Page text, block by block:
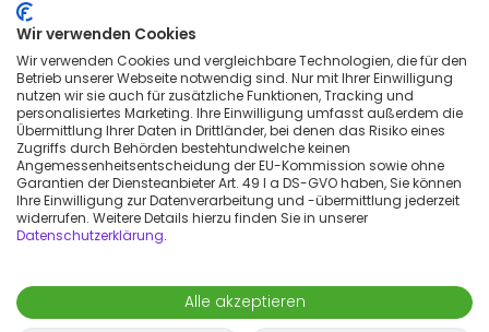
apple
Wir verwenden Cookies
Wir verwenden Cookies und vergleichbare Technologien, die für den
Betrieb unserer Webseite notwendig sind. Nur mit Ihrer Einwilligung
nutzen wir sie auch für zusätzliche Funktionen, Tracking und
personalisiertes Marketing. Ihre Einwilligung umfasst außerdem die
Übermittlung Ihrer Daten in Drittländer, bei denen das Risiko eines
Zugriffs durch Behörden bestehtundwelche keinen
Angemessenheitsentscheidung der EU-Kommission sowie ohne
Garantien der Diensteanbieter Art. 49 I a DS-GVO haben, Sie können
Ihre Einwilligung zur Datenverarbeitung und -übermittlung jederzeit
widerrufen. Weitere Details hierzu finden Sie in unserer
Datenschutzerklärung.
Alle akzeptieren